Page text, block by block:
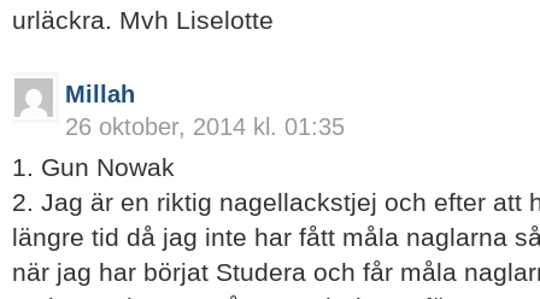
urläckra. Mvh Liselotte
Millah
26 oktober, 2014 kl. 01:35
1. Gun Nowak
2. Jag är en riktig nagellackstjej och efter att
längre tid då jag inte har fått måla naglarna
när jag har börjat Studera och får måla